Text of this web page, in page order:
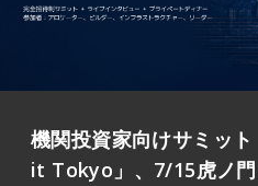
機関投資家向けサミッ
it Tokyo」、7/15虎ノ